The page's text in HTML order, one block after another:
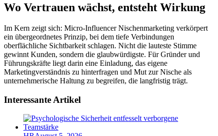
Wo Vertrauen wächst, entsteht Wirkung
Im Kern zeigt sich: Micro-Influencer Nischenmarketing verkörpert
ein übergeordnetes Prinzip, bei dem tiefe Verbindungen
oberflächliche Sichtbarkeit schlagen. Nicht die lauteste Stimme
gewinnt Kunden, sondern die glaubwürdigste. Für Gründer und
Führungskräfte liegt darin eine Einladung, das eigene
Marketingverständnis zu hinterfragen und Mut zur Nische als
unternehmerische Haltung zu begreifen, die langfristig trägt.
Interessante Artikel